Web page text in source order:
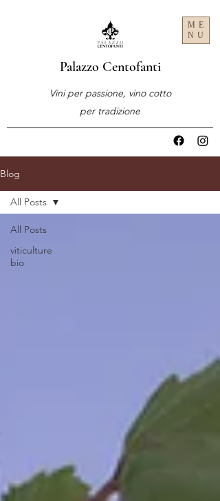
ME
NU
Palazzo Centofanti
Vini per passione, vino cotto
per tradizione
Blog
All Posts
viticulture
bio
All Posts